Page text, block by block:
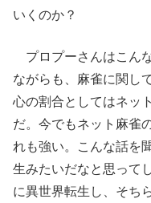
いくのか？
プロプーさんはこん
ながらも、麻雀に関し
心の割合としてはネッ
だ。今でもネット麻雀
れも強い。こんな話を
生みたいだなと思って
に異世界転生し、そち